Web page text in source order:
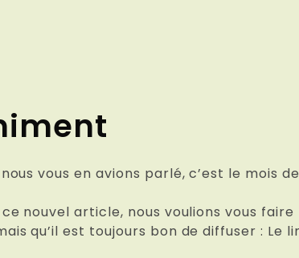
vous en avions parlé, c’est le mois
nouvel article, nous voulions vous
qu’il est toujours bon de diffuser : Le